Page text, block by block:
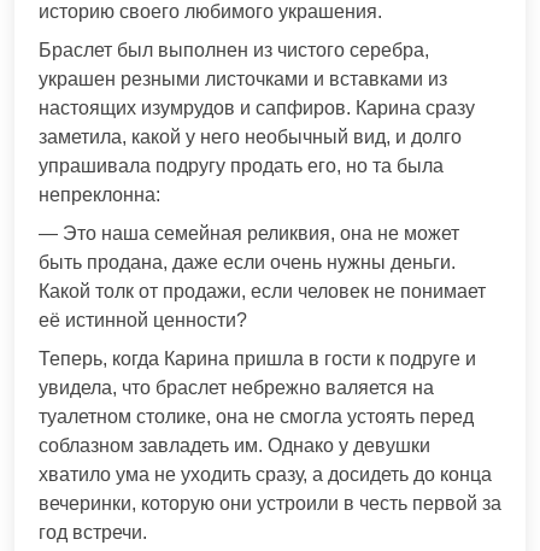
историю своего любимого украшения.
Браслет был выполнен из чистого серебра,
украшен резными листочками и вставками из
настоящих изумрудов и сапфиров. Карина сразу
заметила, какой у него необычный вид, и долго
упрашивала подругу продать его, но та была
непреклонна:
— Это наша семейная реликвия, она не может
быть продана, даже если очень нужны деньги.
Какой толк от продажи, если человек не понимает
её истинной ценности?
Теперь, когда Карина пришла в гости к подруге и
увидела, что браслет небрежно валяется на
туалетном столике, она не смогла устоять перед
соблазном завладеть им. Однако у девушки
хватило ума не уходить сразу, а досидеть до конца
вечеринки, которую они устроили в честь первой за
год встречи.